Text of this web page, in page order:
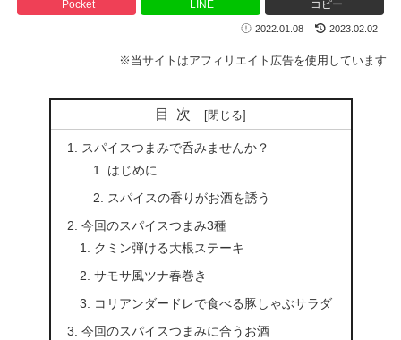
Pocket LINE コピー
2022.01.08 2023.02.02
※当サイトはアフィリエイト広告を使用しています
目次
スパイスつまみで呑みませんか？
はじめに
スパイスの香りがお酒を誘う
今回のスパイスつまみ3種
クミン弾ける大根ステーキ
サモサ風ツナ春巻き
コリアンダードレで食べる豚しゃぶサラダ
今回のスパイスつまみに合うお酒